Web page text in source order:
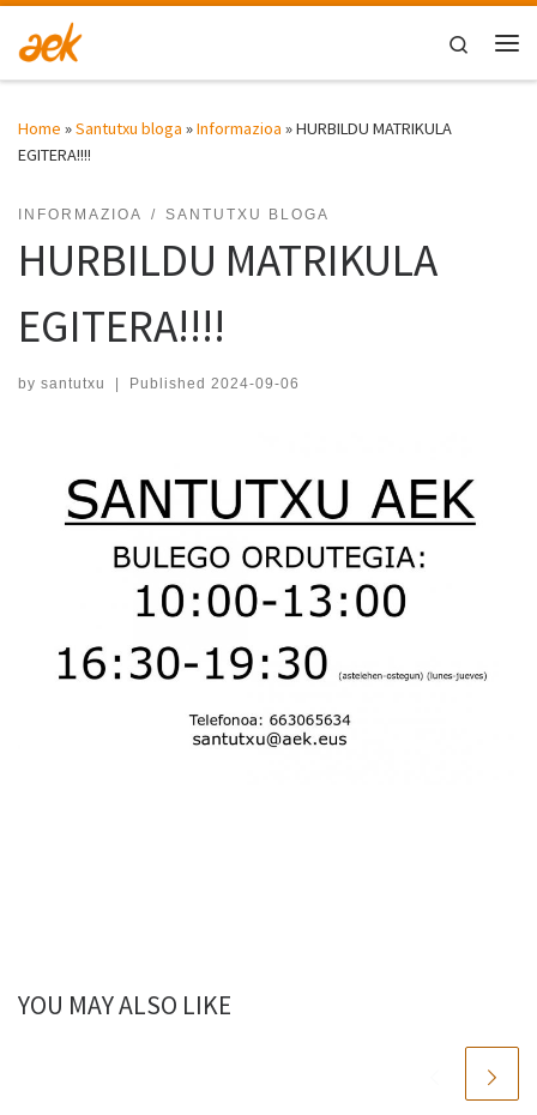
Skip to content
Search
Home »Santutxu bloga »Informazioa »HURBILDU MATRIKULA
EGITERA!!!!
INFORMAZIOA SANTUTXU BLOGA
HURBILDU MATRIKULA
EGITERA!!!!
by santutxu | Published 2024-09-06
YOU MAY ALSO LIKE